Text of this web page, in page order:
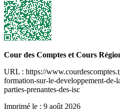
Cour des Comptes et Cours
URL : https://
formation-sur-le-developpement-de-
parties-prenantes-des-isc
Imprimé le : 9 août 2026